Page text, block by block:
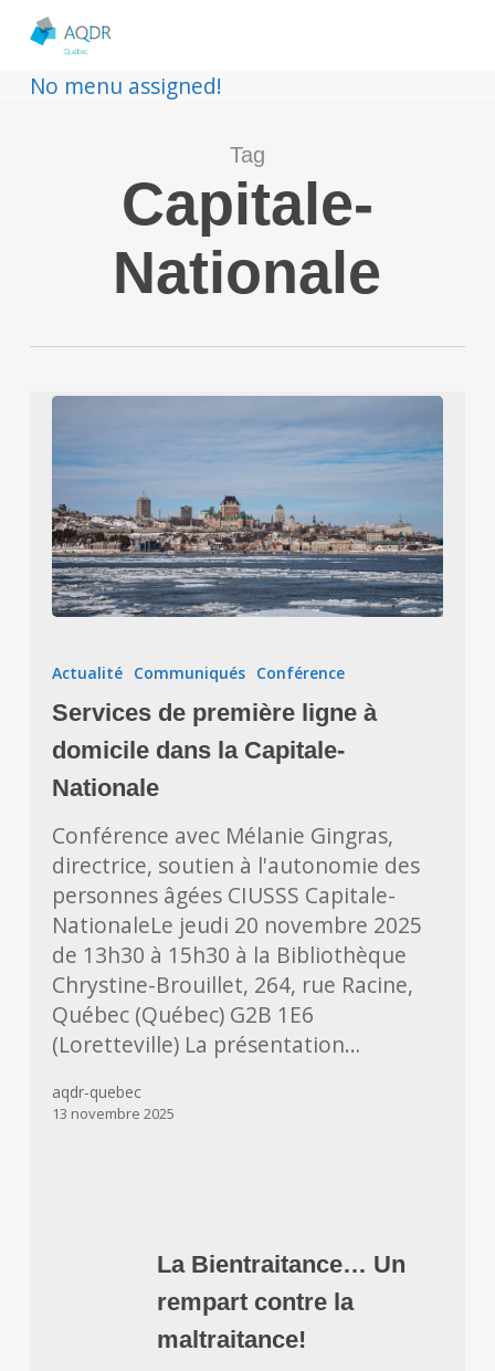
No menu assigned!
Tag
Capitale-
Nationale
de
ligne
à
domicile
la
Capitale-
Nationale
Actualité Communiqués Conférence
Services de première ligne à
domicile dans la Capitale-
Nationale
Conférence avec Mélanie Gingras,
directrice, soutien à l'autonomie des
personnes âgées CIUSSS Capitale-
NationaleLe jeudi 20 novembre 2025
de 13h30 à 15h30 à la Bibliothèque
Chrystine-Brouillet, 264, rue Racine,
Québec (Québec) G2B 1E6
(Loretteville) La présentation…
aqdr-quebec
13 novembre 2025
Bientraitance…
Un
rempart
contre
La Bientraitance… Un
rempart contre la
maltraitance!